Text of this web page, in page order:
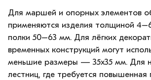
Для маршей и опорных элементов
применяются изделия толщиной
полки 50–63 мм. Для лёгких
временных конструкций могут
меньшие размеры — 35х35 мм. Для
лестниц, где требуется повышенная